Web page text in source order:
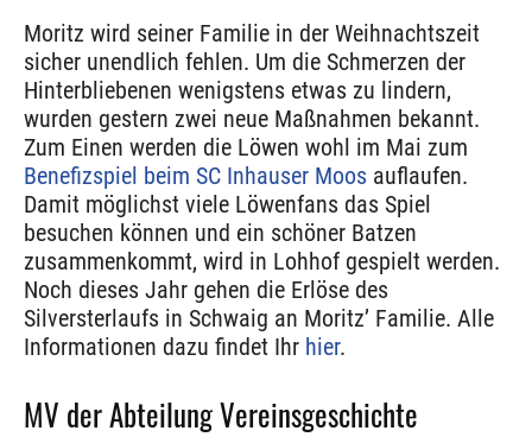
Moritz wird seiner Familie in der Weihnachtszeit
sicher unendlich fehlen. Um die Schmerzen der
Hinterbliebenen wenigstens etwas zu lindern,
wurden gestern zwei neue Maßnahmen bekannt.
Zum Einen werden die Löwen wohl im Mai zum
Benefizspiel beim SC Inhauser Moos auflaufen.
Damit möglichst viele Löwenfans das Spiel
besuchen können und ein schöner Batzen
zusammenkommt, wird in Lohhof gespielt werden.
Noch dieses Jahr gehen die Erlöse des
Silversterlaufs in Schwaig an Moritz’ Familie. Alle
Informationen dazu findet Ihr hier.
MV der Abteilung Vereinsgeschichte